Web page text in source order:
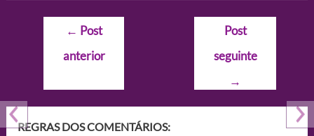
Navegação
Post
← Post
anterior
Post
seguinte
→
REGRAS DOS COMENTÁRIOS: